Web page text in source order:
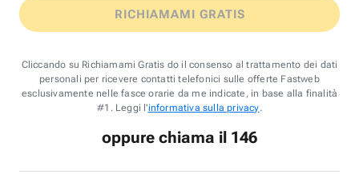
RICHIAMAMI GRATIS
Cliccando su Richiamami Gratis do il consenso al trattamento dei dati
personali per ricevere contatti telefonici sulle offerte Fastweb
esclusivamente nelle fasce orarie da me indicate, in base alla finalità
#1. Leggi l'informativa sulla privacy.
oppure chiama il 146